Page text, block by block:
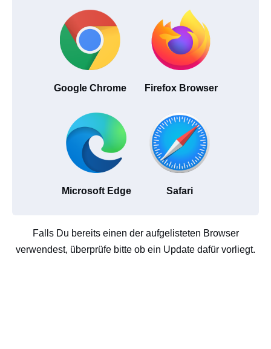
Google Chrome Firefox Browser
Microsoft Edge Safari
Falls Du bereits einen der aufgelisteten Browser
verwendest, überprüfe bitte ob ein Update dafür vorliegt.